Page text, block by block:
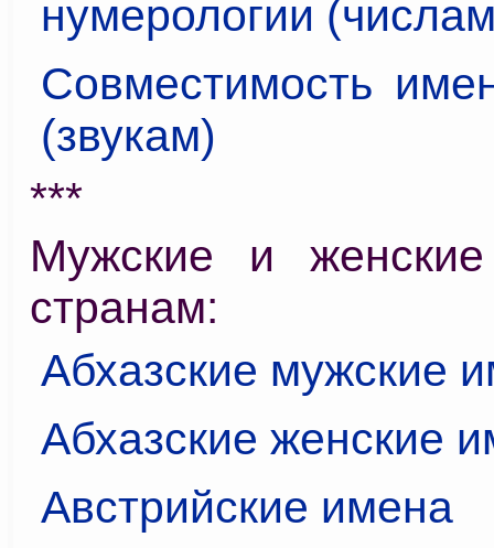
нумерологии
Совместимость
(звукам)
***
Мужские и
странам:
Абхазские мужские
Абхазские женские
Австрийские имена